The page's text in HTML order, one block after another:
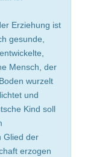
Erziehung ist
gesunde,
Mensch, der
wurzelt
und
Kind soll
Glied der
erzogen